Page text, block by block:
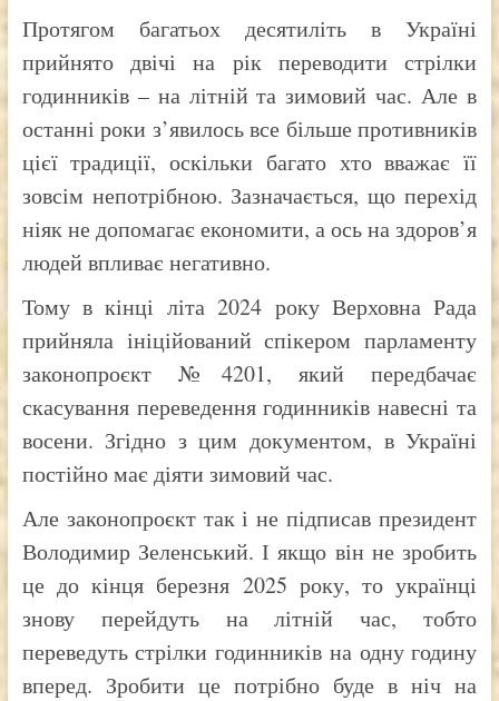
Протягом багатьох десятиліть в Україні
прийнято двічі на рік переводити стрілки
годинників – на літній та зимовий час. Але в
останні роки з’явилось все більше противників
цієї традиції, оскільки багато хто вважає її
зовсім непотрібною. Зазначається, що перехід
ніяк не допомагає економити, а ось на здоров’я
людей впливає негативно.
Тому в кінці літа 2024 року Верховна Рада
прийняла ініційований спікером парламенту
законопроєкт №4201, який передбачає
скасування переведення годинників навесні та
восени. Згідно з цим документом, в Україні
постійно має діяти зимовий час.
Але законопроєкт так і не підписав президент
Володимир Зеленський. І якщо він не зробить
це до кінця березня 2025 року, то українці
знову перейдуть на літній час, тобто
переведуть стрілки годинників на одну годину
вперед. Зробити це потрібно буде в ніч на